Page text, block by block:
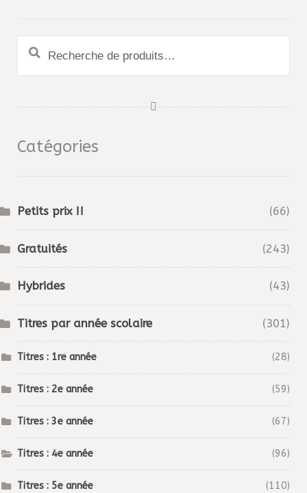
Recherche
pour :
Catégories
Petits prix !! (66)
Gratuités (243)
Hybrides (43)
Titres par année scolaire (301)
Titres : 1re année (28)
Titres : 2e année (59)
Titres : 3e année (67)
Titres : 4e année (96)
Titres : 5e année (110)